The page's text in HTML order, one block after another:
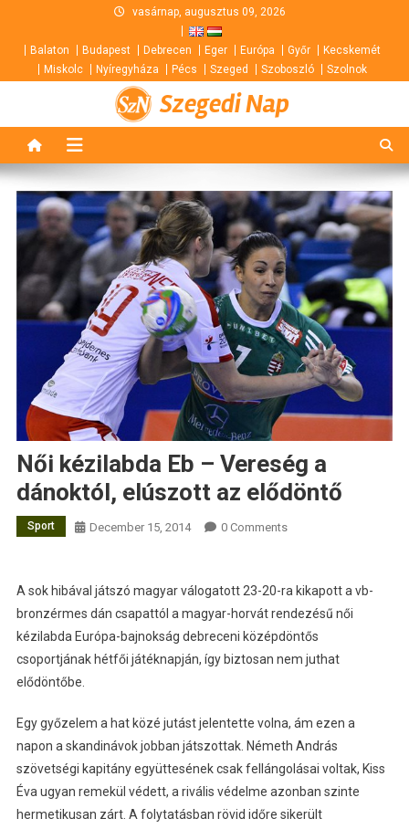
content
vasárnap, augusztus 09, 2026
Balaton Budapest Debrecen Eger Európa Győr
Kecskemét
Miskolc
Nyíregyháza Pécs Szeged Szoboszló Szolnok
Szegedi Nap
Női kézilabda Eb – Vereség a
dánoktól, elúszott az elődöntő
Sport December 15, 2014 0 Comments
A sok hibával játszó magyar válogatott 23-20-ra kikapott a vb-
bronzérmes dán csapattól a magyar-horvát rendezésű női
kézilabda Európa-bajnokság debreceni középdöntős
csoportjának hétfői játéknapján, így biztosan nem juthat
elődöntőbe.
Egy győzelem a hat közé jutást jelentette volna, ám ezen a
napon a skandinávok jobban játszottak. Németh András
szövetségi kapitány együttesének csak fellángolásai voltak, Kiss
Éva ugyan remekül védett, a rivális védelme azonban szinte
hermetikusan zárt. A folytatásban rövid időre sikerült